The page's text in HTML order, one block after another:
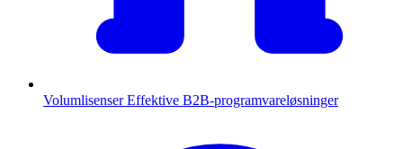
Volumlisenser Effektive B2B-programvareløsninger